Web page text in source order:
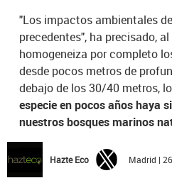
"Los impactos ambientales
precedentes", ha precisado,
homogeneiza por completo
desde pocos metros de
debajo de los 30/40 metros,
especie en pocos años haya
nuestros bosques marinos
Hazte Eco Madrid |